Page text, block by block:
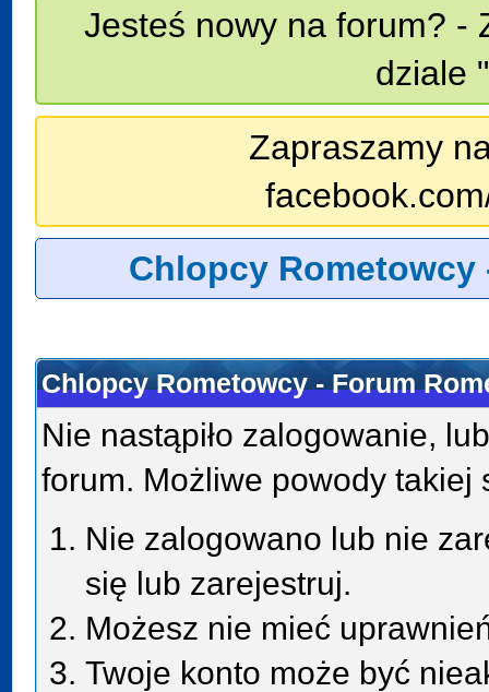
Jesteś nowy na forum? -
dziale
Zapraszamy
Chlopcy Rometowcy
Chlopcy Rometowcy - Forum
Nie nastąpiło zalogowanie,
forum. Możliwe powody takiej
Nie zalogowano lub nie
się lub zarejestruj.
Możesz nie mieć
Twoje konto może być